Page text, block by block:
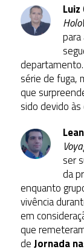
série de fuga,
que
sido devido
ser
da
enquanto
vivência
em
que
deJornada